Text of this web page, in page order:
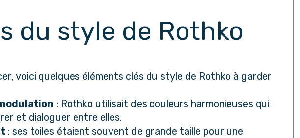
du style de Rothko
voici quelques éléments clés du style de Rothko à garder
: Rothko utilisait des couleurs harmonieuses qui
et dialoguer entre elles.
: ses toiles étaient souvent de grande taille pour une